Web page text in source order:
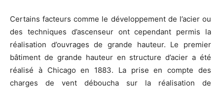
Certains facteurs comme le développement de l’acier ou
des techniques d’ascenseur ont cependant permis la
réalisation d’ouvrages de grande hauteur. Le premier
bâtiment de grande hauteur en structure d’acier a été
réalisé à Chicago en 1883. La prise en compte des
charges de vent déboucha sur la réalisation de